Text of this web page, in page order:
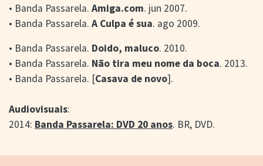
• Banda Passarela. Amiga.com. jun 2007.
• Banda Passarela. A Culpa é sua. ago 2009.
• Banda Passarela. Doido, maluco. 2010.
• Banda Passarela. Não tira meu nome da boca. 2013.
• Banda Passarela. [Casava de novo].
Audiovisuais:
2014: Banda Passarela: DVD 20 anos. BR, DVD.